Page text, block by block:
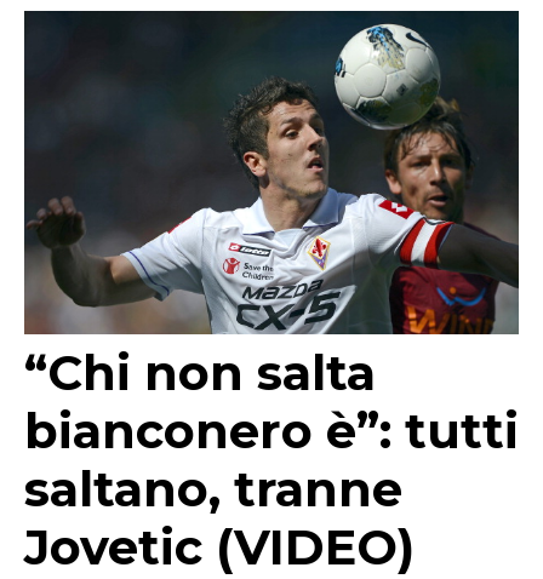
“Chi non salta
bianconero è”: tutti
saltano, tranne
Jovetic (VIDEO)